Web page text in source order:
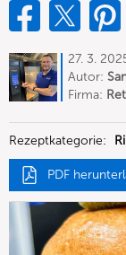
27. 3.
Autor:
Firma:
Rezeptkategorie:
PDF